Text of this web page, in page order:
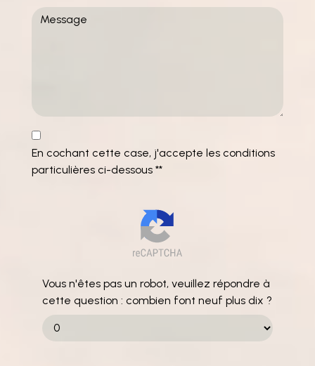
En cochant cette case, j'accepte les conditions
particulières ci-dessous **
Vous n'êtes pas un robot, veuillez répondre à
cette question : combien font neuf plus dix ?